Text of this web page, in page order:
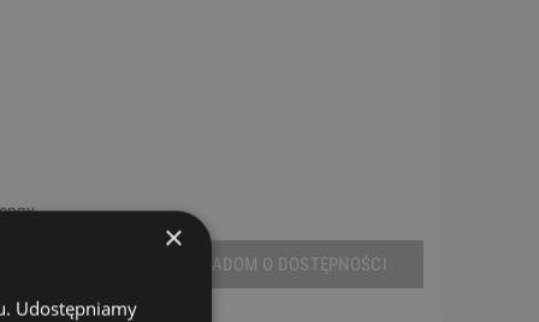
POWIADOM O DOSTĘPNOŚCI
×
Udostępniamy